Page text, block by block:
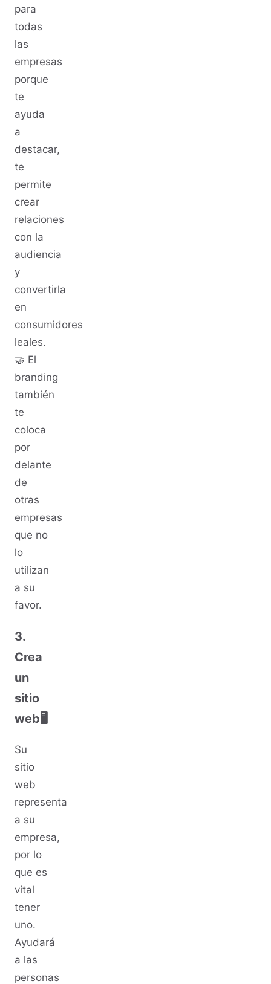
para
todas
las
empresas
porque
te
ayuda
a
destacar,
te
permite
crear
relaciones
con la
audiencia
y
convertirla
en
consumidores
leales.
🤝 El
branding
también
te
coloca
por
delante
de
otras
empresas
que no
lo
utilizan
a su
favor.
3.
Crea
un
sitio
web🖥
Su
sitio
web
representa
a su
empresa,
por lo
que es
vital
tener
uno.
Ayudará
a las
personas